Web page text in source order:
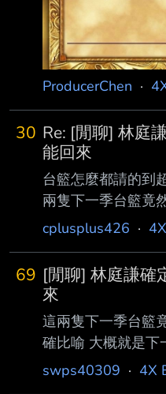
ProducerChen ·
30 Re: [閒聊] 林庭
能回來
台籃怎麼都請的到
兩隻下一季台籃竟
比喻 : 大概就是下
--
cplusplus426 ·
69 [閒聊] 林庭謙確
來
這兩隻下一季台籃
確比喻 大概就是下
宇吧 --
swps40309 · 4X